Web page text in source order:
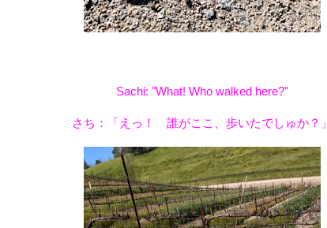
Sachi: "What! Who walked here?"
さち：「えっ！ 誰がここ、歩いたでしゅか？」